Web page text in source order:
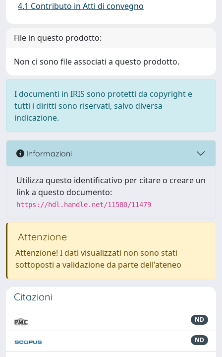
4.1 Contributo in Atti di convegno
File in questo prodotto:
Non ci sono file associati a questo prodotto.
I documenti in IRIS sono protetti da copyright e
tutti i diritti sono riservati, salvo diversa
indicazione.
Informazioni
Utilizza questo identificativo per citare o creare un
link a questo documento:
https://hdl.handle.net/11580/11479
Attenzione
Attenzione! I dati visualizzati non sono stati
sottoposti a validazione da parte dell'ateneo
Citazioni
ND
ND